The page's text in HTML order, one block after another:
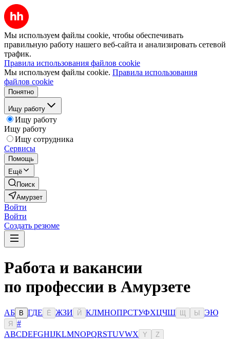
Мы используем файлы cookie, чтобы обеспечивать
правильную работу нашего веб-сайта и анализировать сетевой
трафик.
Правила использования файлов cookie
Мы используем файлы cookie. Правила использования
файлов cookie
Понятно
Ищу работу
Ищу работу
Ищу работу
Ищу сотрудника
Сервисы
Помощь
Ещё
Поиск
Амурзет
Войти
Войти
Создать резюме
Работа и вакансии
по профессии в Амурзете
АБ В ГДЕ Ё ЖЗИ Й КЛМНОПРСТУФХЦЧШ Ы ЭЮ
Я
#
ABCDEFGHIJKLMNOPQRSTUVWX Y Z